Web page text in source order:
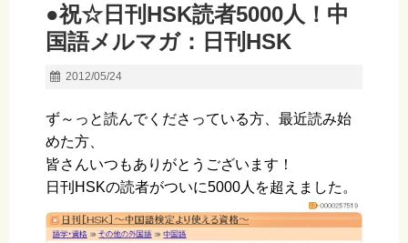
●祝☆日刊HSK読者5000人！中
国語メルマガ：日刊HSK
2012/05/24
ず～っと読んでくださっている方、最近読み始
めた方、
皆さんいつもありがとうございます！
日刊HSKの読者がついに5000人を超えました。